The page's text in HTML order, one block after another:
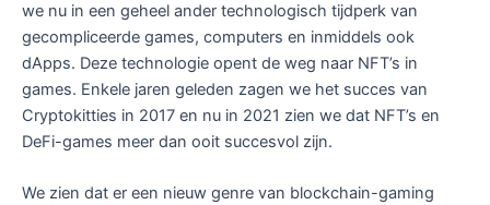
we nu in een geheel ander technologisch tijdperk van
gecompliceerde games, computers en inmiddels ook
dApps. Deze technologie opent de weg naar NFT’s in
games. Enkele jaren geleden zagen we het succes van
Cryptokitties in 2017 en nu in 2021 zien we dat NFT’s en
DeFi-games meer dan ooit succesvol zijn.
We zien dat er een nieuw genre van blockchain-gaming